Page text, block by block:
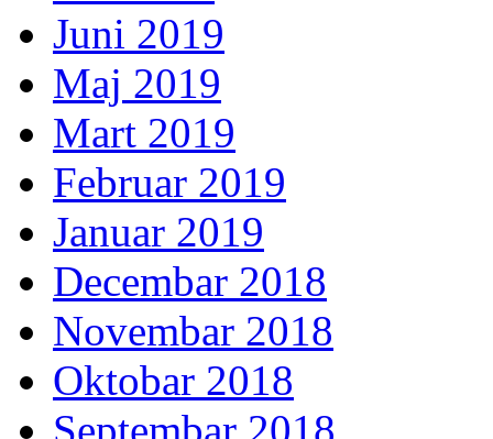
Juni 2019
Maj 2019
Mart 2019
Februar 2019
Januar 2019
Decembar 2018
Novembar 2018
Oktobar 2018